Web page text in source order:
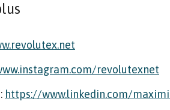
revolutexnet
https://www.linkedin.com/